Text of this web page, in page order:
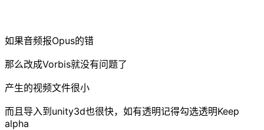
如果音频报Opus的错
那么改成Vorbis就没有问题了
产生的视频文件很小
而且导入到unity3d也很快，如有透明记得勾选透明Keep
alpha